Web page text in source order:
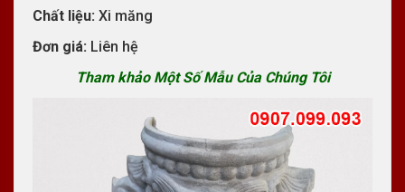
Chất liệu: Xi măng
Đơn giá: Liên hệ
Tham khảo Một Số Mẫu Của Chúng Tôi